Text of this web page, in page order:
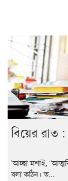
বিয়ের রাত :
'আচ্ছা মশাই,
বলা কঠিন। ত...